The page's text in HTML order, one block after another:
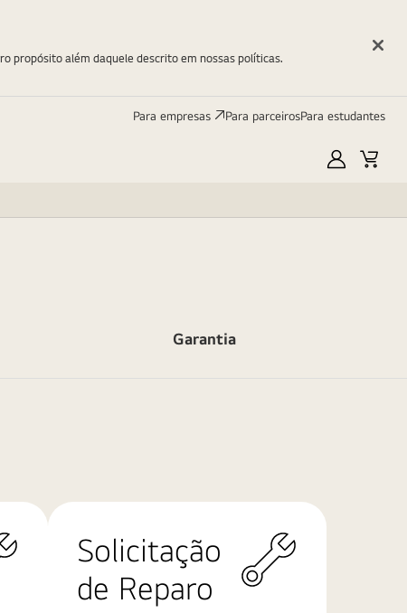
Para empresas Para parceirosPara estudantes
Minha
Garantia
Solicitação
de Reparo
propósito além daquele descrito em nossas políticas.